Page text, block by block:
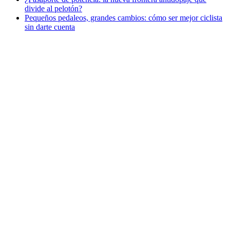
divide al pelotón?
Pequeños pedaleos, grandes cambios: cómo ser mejor ciclista
sin darte cuenta